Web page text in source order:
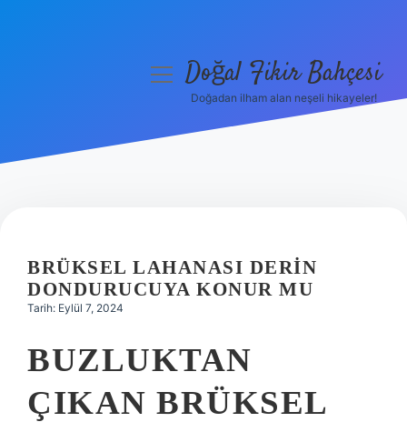
Hakkımızda
menüyüDoğal Fikir Bahçesi
Doğadan ilham alan neşeli hikayeler!
BRÜKSEL LAHANASI DERIN
DONDURUCUYA KONUR MU
Tarih: Eylül 7, 2024
BUZLUKTAN
ÇIKAN BRÜKSEL